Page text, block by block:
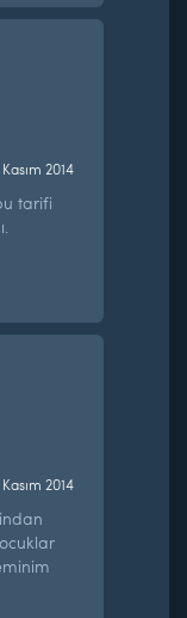
Kasım 2014
tarifi
Kasım 2014